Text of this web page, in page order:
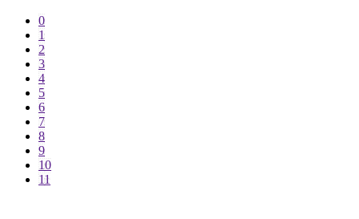
0
1
2
3
4
5
6
7
8
9
10
11